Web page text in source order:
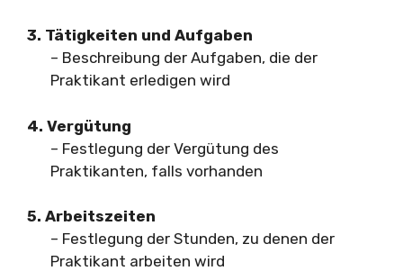
3. Tätigkeiten und Aufgaben
– Beschreibung der Aufgaben, die der
Praktikant erledigen wird
4. Vergütung
– Festlegung der Vergütung des
Praktikanten, falls vorhanden
5. Arbeitszeiten
– Festlegung der Stunden, zu denen der
Praktikant arbeiten wird